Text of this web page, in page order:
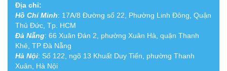
Địa chỉ:
Hồ Chí Minh: 17A/8 Đường số 22, Phường Linh Đông, Quận
Thủ Đức, Tp. HCM
Đà Nẵng: 66 Xuân Đán 2, phường Xuân Hà, quận Thanh
Khê, TP Đà Nẵng
Hà Nội: Số 122, ngõ 13 Khuất Duy Tiến, phường Thanh
Xuân, Hà Nội